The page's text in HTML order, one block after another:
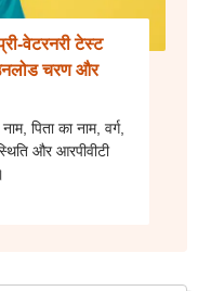
वेटरनरी टेस्ट
चरण और
पिता का नाम, वर्ग,
और आरपीवीटी